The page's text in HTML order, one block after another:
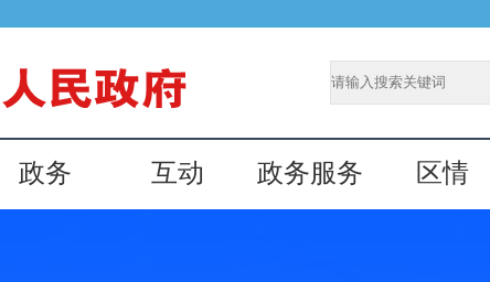
政务 互动 政务服务 区情